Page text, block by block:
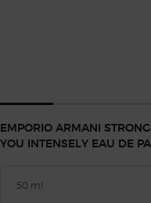
EMPORIO ARMANI
YOU INTENSELY EAU DE